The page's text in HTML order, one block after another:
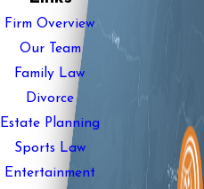
Firm Overview
Our Team
Family Law
Divorce
Estate Planning
Sports Law
Entertainment